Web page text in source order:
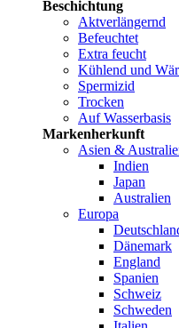
Beschichtung
Aktverlängernd
Befeuchtet
Extra feucht
Kühlend und
Spermizid
Trocken
Auf Wasserbasis
Markenherkunft
Asien &
Indien
Japan
Australien
Europa
Dänemark
England
Spanien
Schweiz
Schweden